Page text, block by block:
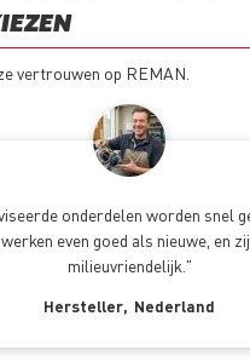
vertrouwen op REMAN.
onderdelen worden snel
werken even goed als nieuwe, en
milieuvriendelijk.
Hersteller Nederland